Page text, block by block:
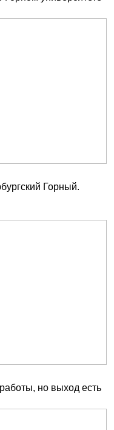
Горный.
но выход есть